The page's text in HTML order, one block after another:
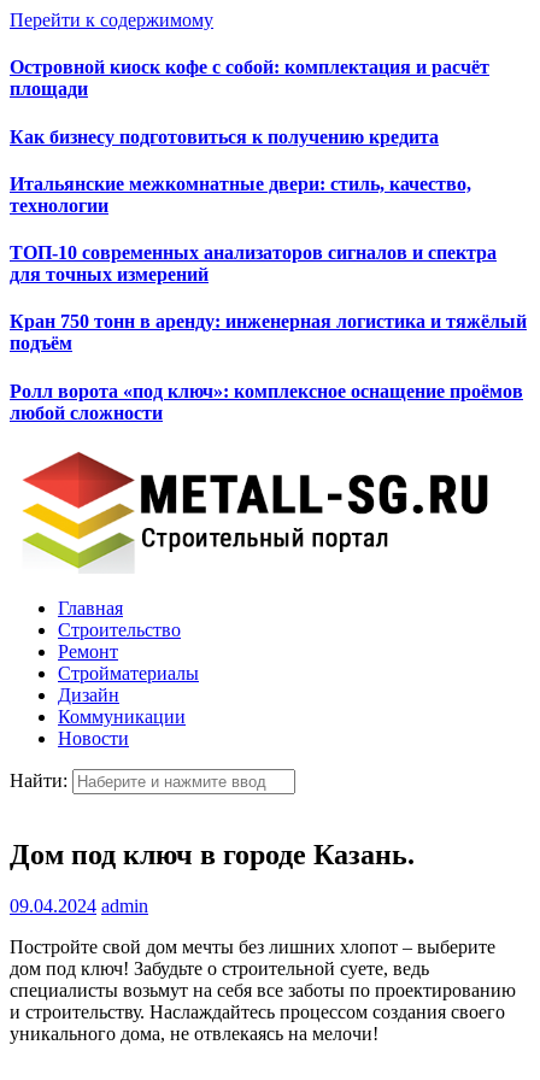
Перейти к содержимому
Островной киоск кофе с собой: комплектация и расчёт
площади
Как бизнесу подготовиться к получению кредита
Итальянские межкомнатные двери: стиль, качество,
технологии
ТОП-10 современных анализаторов сигналов и спектра
для точных измерений
Кран 750 тонн в аренду: инженерная логистика и тяжёлый
подъём
Ролл ворота «под ключ»: комплексное оснащение проёмов
любой сложности
Главная
Строительство
Ремонт
Стройматериалы
Дизайн
Коммуникации
Новости
Найти:
Дом под ключ в городе Казань.
09.04.2024 admin
Постройте свой дом мечты без лишних хлопот – выберите
дом под ключ! Забудьте о строительной суете, ведь
специалисты возьмут на себя все заботы по проектированию
и строительству. Наслаждайтесь процессом создания своего
уникального дома, не отвлекаясь на мелочи!